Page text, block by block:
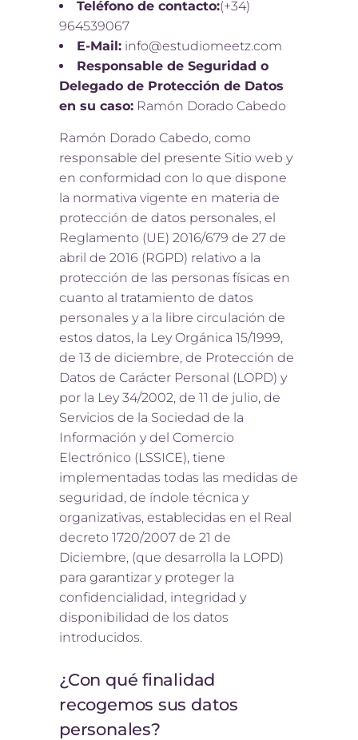
Teléfono de contacto:(+34)
964539067
E-Mail: info@estudiomeetz.com
Responsable de Seguridad o
Delegado de Protección de Datos
en su caso: Ramón Dorado Cabedo
Ramón Dorado Cabedo, como
responsable del presente Sitio web y
en conformidad con lo que dispone
la normativa vigente en materia de
protección de datos personales, el
Reglamento (UE) 2016/679 de 27 de
abril de 2016 (RGPD) relativo a la
protección de las personas físicas en
cuanto al tratamiento de datos
personales y a la libre circulación de
estos datos, la Ley Orgánica 15/1999,
de 13 de diciembre, de Protección de
Datos de Carácter Personal (LOPD) y
por la Ley 34/2002, de 11 de julio, de
Servicios de la Sociedad de la
Información y del Comercio
Electrónico (LSSICE), tiene
implementadas todas las medidas de
seguridad, de índole técnica y
organizativas, establecidas en el Real
decreto 1720/2007 de 21 de
Diciembre, (que desarrolla la LOPD)
para garantizar y proteger la
confidencialidad, integridad y
disponibilidad de los datos
introducidos.
¿Con qué finalidad
recogemos sus datos
personales?